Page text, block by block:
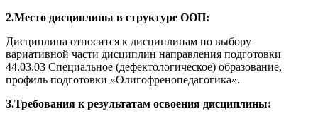
2.Место дисциплины в структуре ООП:
Дисциплина относится к дисциплинам по выбору
вариативной части дисциплин направления подготовки
44.03.03 Специальное (дефектологическое) образование,
профиль подготовки «Олигофренопедагогика».
3.Требования к результатам освоения дисциплины: